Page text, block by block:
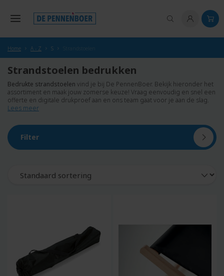
Home A - Z S
Strandstoelen bedrukken
Bedrukte strandstoelen vind je bij De PennenBoer. Bekijk hieronder het
assortiment en maak jouw zomerse keuze! Vraag eenvoudig en snel een
offerte en digitale drukproef aan en ons team gaat voor je aan de slag.
Lees meer
Filter